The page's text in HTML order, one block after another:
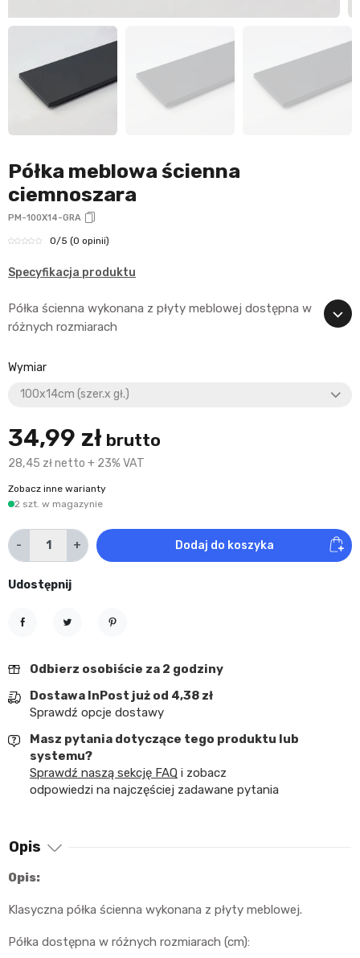
Półka meblowa ścienna
ciemnoszara
PM-100X14-GRA
0/5 (0 opinii)
Specyfikacja produktu
Półka ścienna wykonana z płyty meblowej dostępna w
różnych rozmiarach
Wymiar
34,99 zł brutto
28,45 zł netto + 23% VAT
Zobacz inne warianty
2 szt. w magazynie
- + Dodaj do koszyka
Udostępnij
Odbierz osobiście za 2 godziny
Dostawa InPost już od 4,38 zł
Sprawdź opcje dostawy
Masz pytania dotyczące tego produktu lub
systemu?
Sprawdź naszą sekcję FAQ i zobacz
odpowiedzi na najczęściej zadawane pytania
Opis
Opis:
Klasyczna półka ścienna wykonana z płyty meblowej.
Półka dostępna w różnych rozmiarach (cm):